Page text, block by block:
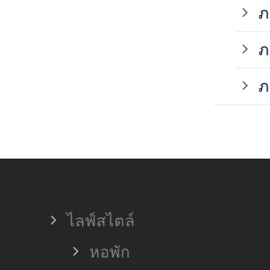
ไลฟ์สไตล์
หอพัก